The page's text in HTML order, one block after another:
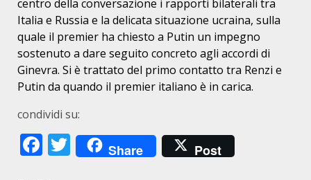
centro della conversazione i rapporti bilaterali tra
Italia e Russia e la delicata situazione ucraina, sulla
quale il premier ha chiesto a Putin un impegno
sostenuto a dare seguito concreto agli accordi di
Ginevra. Si è trattato del primo contatto tra Renzi e
Putin da quando il premier italiano è in carica.
condividi su:
Facebook
Twitter
Share Post